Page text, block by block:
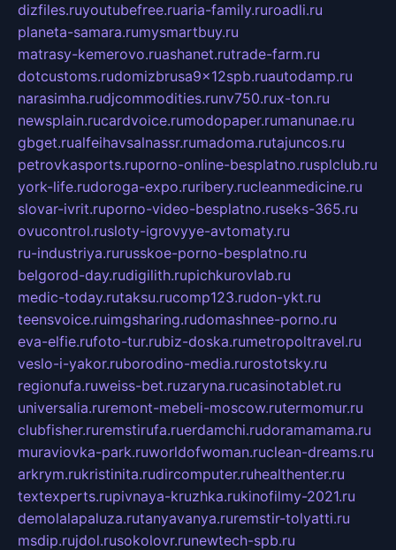
dizfiles.ruyoutubefree.ruaria-family.ruroadli.ru
planeta-samara.rumysmartbuy.ru
matrasy-kemerovo.ruashanet.rutrade-farm.ru
dotcustoms.rudomizbrusa9x12spb.ruautodamp.ru
narasimha.rudjcommodities.runv750.rux-ton.ru
newsplain.rucardvoice.rumodopaper.rumanunae.ru
gbget.rualfeihavsalnassr.rumadoma.rutajuncos.ru
petrovkasports.ruporno-online-besplatno.rusplclub.ru
york-life.rudoroga-expo.ruribery.rucleanmedicine.ru
slovar-ivrit.ruporno-video-besplatno.ruseks-365.ru
ovucontrol.rusloty-igrovyye-avtomaty.ru
ru-industriya.rurusskoe-porno-besplatno.ru
belgorod-day.rudigilith.rupichkurovlab.ru
medic-today.rutaksu.rucomp123.rudon-ykt.ru
teensvoice.ruimgsharing.rudomashnee-porno.ru
eva-elfie.rufoto-tur.rubiz-doska.rumetropoltravel.ru
veslo-i-yakor.ruborodino-media.rurostotsky.ru
regionufa.ruweiss-bet.ruzaryna.rucasinotablet.ru
universalia.ruremont-mebeli-moscow.rutermomur.ru
clubfisher.ruremstirufa.ruerdamchi.rudoramamama.ru
muraviovka-park.ruworldofwoman.ruclean-dreams.ru
arkrym.rukristinita.rudircomputer.ruhealthenter.ru
textexperts.rupivnaya-kruzhka.rukinofilmy-2021.ru
demolalapaluza.rutanyavanya.ruremstir-tolyatti.ru
msdip.rujdol.rusokolovr.runewtech-spb.ru